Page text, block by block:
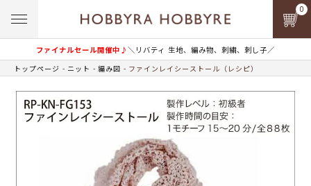
ファイナルセール開催中♪＼リバティ 生地、編み物、刺繍、刺し子／
0
トップページ ニット 編み図 ファインレイシーストール（レシピ）